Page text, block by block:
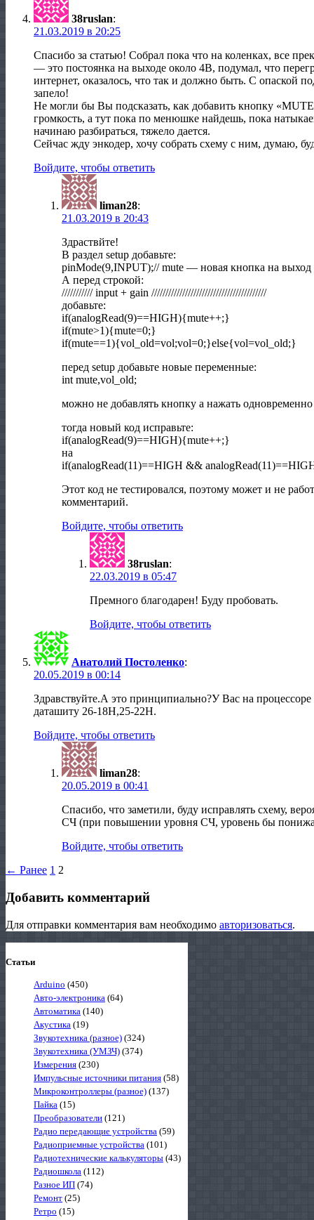
38ruslan:
21.03.2019 в 20:25
Спасибо за статью! Собрал пока что на коленках, все
— это постоянка на выходе около 4В, подумал, что
интернет, оказалось, что так и должно быть. С
запело!
Не могли бы Вы подсказать, как добавить кнопку
громкость, а тут пока по менюшке найдешь, пока
начинаю разбираться, тяжело дается.
Сейчас жду энкодер, хочу собрать схему с ним, думаю,
Войдите, чтобы ответить
liman28:
21.03.2019 в 20:43
Здраствйте!
В раздел setup добавьте:
pinMode(9,INPUT);// mute — новая кнопка на
А перед строкой:
/////////// input + gain /////////////////////////////////////////
добавьте:
if(analogRead(9)==HIGH){mute++;}
if(mute>1){mute=0;}
if(mute==1){vol_old=vol;vol=0;}else{vol=vol_old;}
перед setup добавьте новые переменные:
int mute,vol_old;
можно не добавлять кнопку а нажать
тогда новый код исправьте:
if(analogRead(9)==HIGH){mute++;}
на
if(analogRead(11)==HIGH &&
Этот код не тестировался, поэтому может и не
комментарий.
Войдите, чтобы ответить
38ruslan:
22.03.2019 в 05:47
Премного благодарен! Буду пробовать.
Войдите, чтобы ответить
Анатолий Постоленко:
20.05.2019 в 00:14
Здравствуйте.А это принципиально?У Вас на
даташиту 26-18Н,25-22Н.
Войдите, чтобы ответить
liman28:
20.05.2019 в 00:41
Спасибо, что заметили, буду исправлять схему,
СЧ (при повышении уровня СЧ, уровень бы
Войдите, чтобы ответить
← Ранее 1 2
Добавить комментарий
Для отправки комментария вам необходимо авторизоваться.
Статьи
Arduino (450)
Авто-электроника (64)
Автоматика (140)
Акустика (19)
Звукотехника (разное) (324)
Звукотехника (УМЗЧ) (374)
Измерения (230)
Импульсные источники питания (58)
Микроконтроллеры (разное) (137)
Пайка (15)
Преобразователи (121)
Радио передающие устройства (59)
Радиоприемные устройства (101)
Радиотехнические калькуляторы (43)
Радиошкола (112)
Разное ИП (74)
Ремонт (25)
Ретро (15)